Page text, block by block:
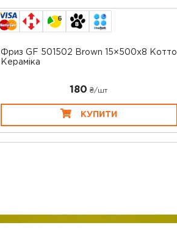
6
Фриз GF 501502 Brown 15×500x8 Котто
Кераміка
180 ₴/шт
КУПИТИ